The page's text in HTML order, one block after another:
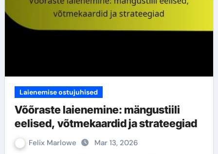
Laienemise ostujuhised
Võõraste laienemine: mängustiili
eelised, võtmekaardid ja strateegiad
Felix Marlowe Mar 13, 2026